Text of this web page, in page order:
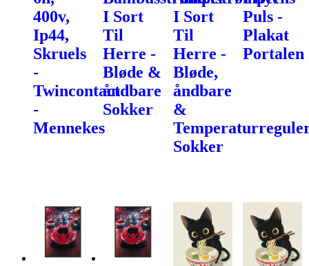
400v,
Ip44,
Skruels
-
Twincontact
-
Mennekes
I Sort
Til
Herre -
Bløde &
åndbare
Sokker
I Sort
Til
Herre -
Bløde,
åndbare
&
Sokker
Puls -
Plakat
Portalen